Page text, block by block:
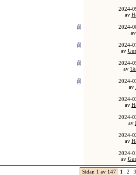
2024-
av
2024-
av
2024-
av
2024-
av
2024-
av
2024-
av
2024-
av
2024-
av
2024-
av
Sidan 1 av 147 1 2 3